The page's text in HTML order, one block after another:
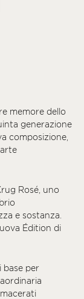
memore dello
generazione
composizione,
Rosé, uno
e sostanza.
Édition di
base per